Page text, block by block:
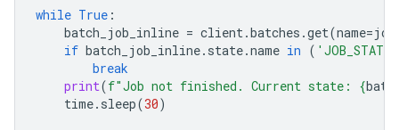
while True :
batch_job_inline = client.batches .get(name=
if batch_job_inline. state.name in (
break
print(f"Job not finished. Current state: {
time. sleep(30)